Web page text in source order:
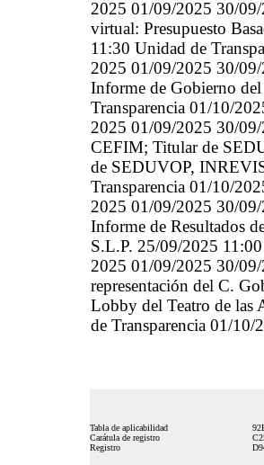
2025 01/09/2025 30/
virtual: Presupuesto
11:30 Unidad de
2025 01/09/2025 30/
Informe de Gobierno
Transparencia 01/10/
2025 01/09/2025 30/
CEFIM; Titular de
de SEDUVOP,
Transparencia 01/10/
2025 01/09/2025 30/
Informe de Resultados
S.L.P. 25/09/2025
2025 01/09/2025 30/
representación del C.
Lobby del Teatro de las
de Transparencia 01/
Tabla de aplicabilidad
Carátula de registro
Registro